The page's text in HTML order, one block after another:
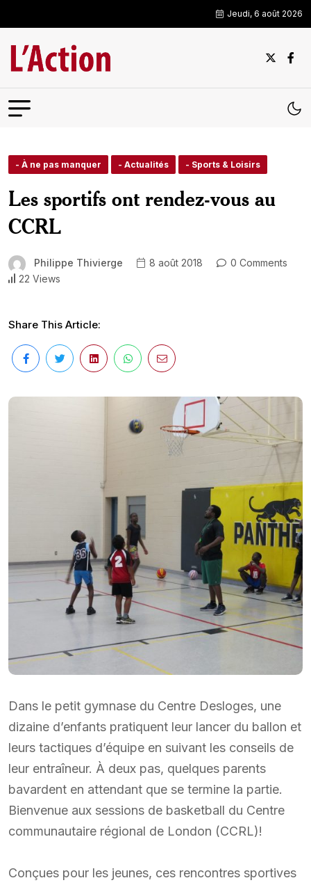
Jeudi, 6 août 2026
- À ne pas manquer - Actualités - Sports & Loisirs
Les sportifs ont rendez-vous au
CCRL
Philippe Thivierge 8 août 2018
0 Comments
22 Views
Share This Article:
Dans le petit gymnase du Centre Desloges, une
dizaine d’enfants pratiquent leur lancer du ballon et
leurs tactiques d’équipe en suivant les conseils de
leur entraîneur. À deux pas, quelques parents
bavardent en attendant que se termine la partie.
Bienvenue aux sessions de basketball du Centre
communautaire régional de London (CCRL)!
Conçues pour les jeunes, ces rencontres sportives